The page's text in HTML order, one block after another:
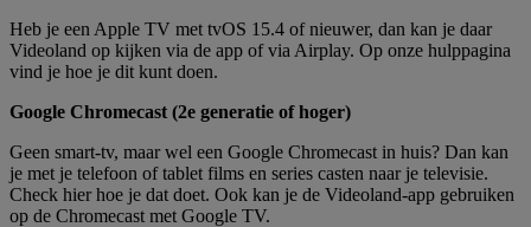
Heb je een Apple TV met tvOS 15.4 of nieuwer, dan kan je daar
Videoland op kijken via de app of via Airplay. Op onze hulppagina
vind je hoe je dit kunt doen.
Google Chromecast (2e generatie of hoger)
Geen smart-tv, maar wel een Google Chromecast in huis? Dan kan
je met je telefoon of tablet films en series casten naar je televisie.
Check hier hoe je dat doet. Ook kan je de Videoland-app gebruiken
op de Chromecast met Google TV.